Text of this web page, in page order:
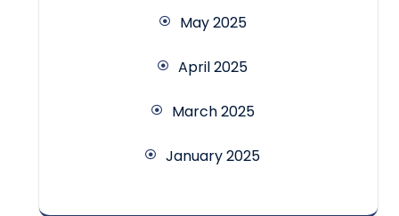
May 2025
April 2025
March 2025
January 2025